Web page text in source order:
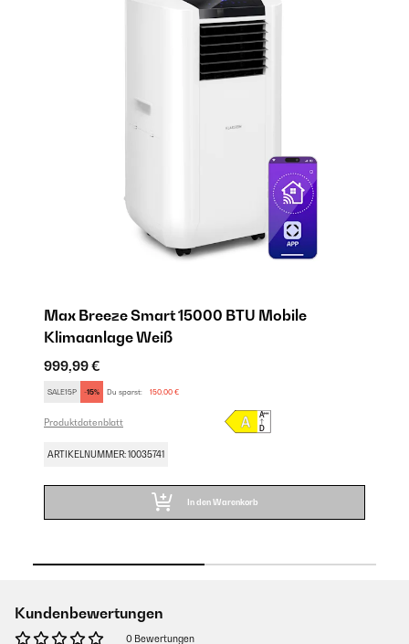
Max Breeze Smart 15000 BTU Mobile
Klimaanlage Weiß
999,99 €
SALE15P -15% Du sparst: 150,00 €
Produktdatenblatt
ARTIKELNUMMER: 10035741
In den Warenkorb
Kundenbewertungen
0 Bewertungen